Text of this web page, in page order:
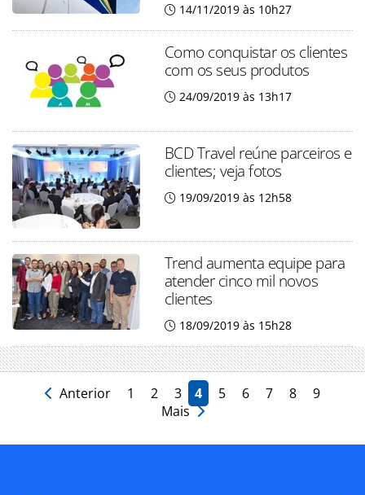
14/11/2019 às 10h27
Como conquistar os clientes
com os seus produtos
24/09/2019 às 13h17
BCD Travel reúne parceiros e
clientes; veja fotos
19/09/2019 às 12h58
Trend aumenta equipe para
atender cinco mil novos
clientes
18/09/2019 às 15h28
Anterior 1 2 3 4 5 6 7 8
9
Mais